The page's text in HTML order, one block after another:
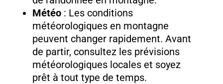
Météo: Les conditions
météorologiques en montagne
peuvent changer rapidement. Avant
de partir, consultez les prévisions
météorologiques locales et soyez
prêt à tout type de temps.